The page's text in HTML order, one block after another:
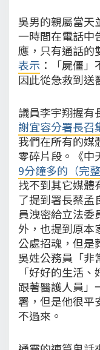
吳男的親屬當天
一時間在電話中
應，只有通話的
表示 ：「屍僵
因此從急救到送
議員李宇翔握有
謝宜容分署長召
我們在所有的媒
零碎片段。《中
9分鐘多的（完
找不到其它媒體
了提到署長蔡孟
員洩密給立法委
外，也提到原本
公處招魂，但是
吳姓公務員「非
「好好的生活
跟著醫護人員」
署，但是他很平
不過來。